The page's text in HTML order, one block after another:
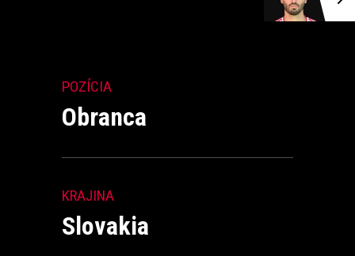
POZÍCIA
Obranca
KRAJINA
Slovakia